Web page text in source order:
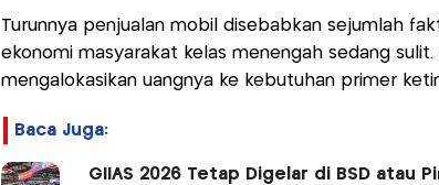
Turunnya penjualan mobil disebabkan sejumlah
ekonomi masyarakat kelas menengah sedang
mengalokasikan uangnya ke kebutuhan primer
Baca Juga:
GIIAS 2026 Tetap Digelar di BSD atau